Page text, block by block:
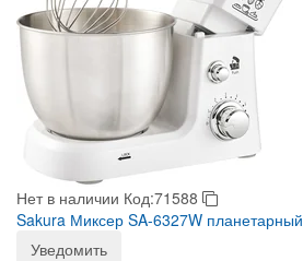
Нет в наличии Код:71588
Sakura Миксер SA-6327W планетарный
Уведомить